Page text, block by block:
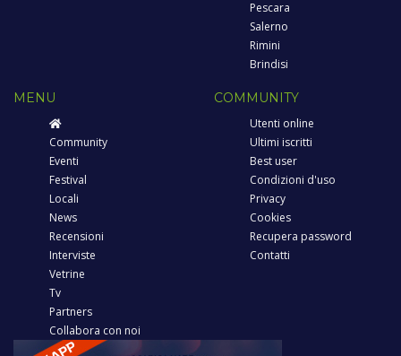
Pescara
Salerno
Rimini
Brindisi
MENU
Community
Eventi
Festival
Locali
News
Recensioni
Interviste
Vetrine
Tv
Partners
Collabora con noi
COMMUNITY
Utenti online
Ultimi iscritti
Best user
Condizioni d'uso
Privacy
Cookies
Recupera password
Contatti